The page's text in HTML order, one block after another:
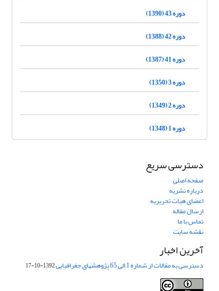
دوره 43 (1390)
دوره 42 (1388)
دوره 41 (1387)
دوره 3 (1350)
دوره 2 (1349)
دوره 1 (1348)
دسترسی سریع
صفحه اصلی
درباره نشریه
اعضای هیات تحریریه
ارسال مقاله
تماس با ما
نقشه سایت
آخرین اخبار
دسترسی به مقالات از شماره 1 الی 65 پژوهشهای جغرافیایی 1392-10-17